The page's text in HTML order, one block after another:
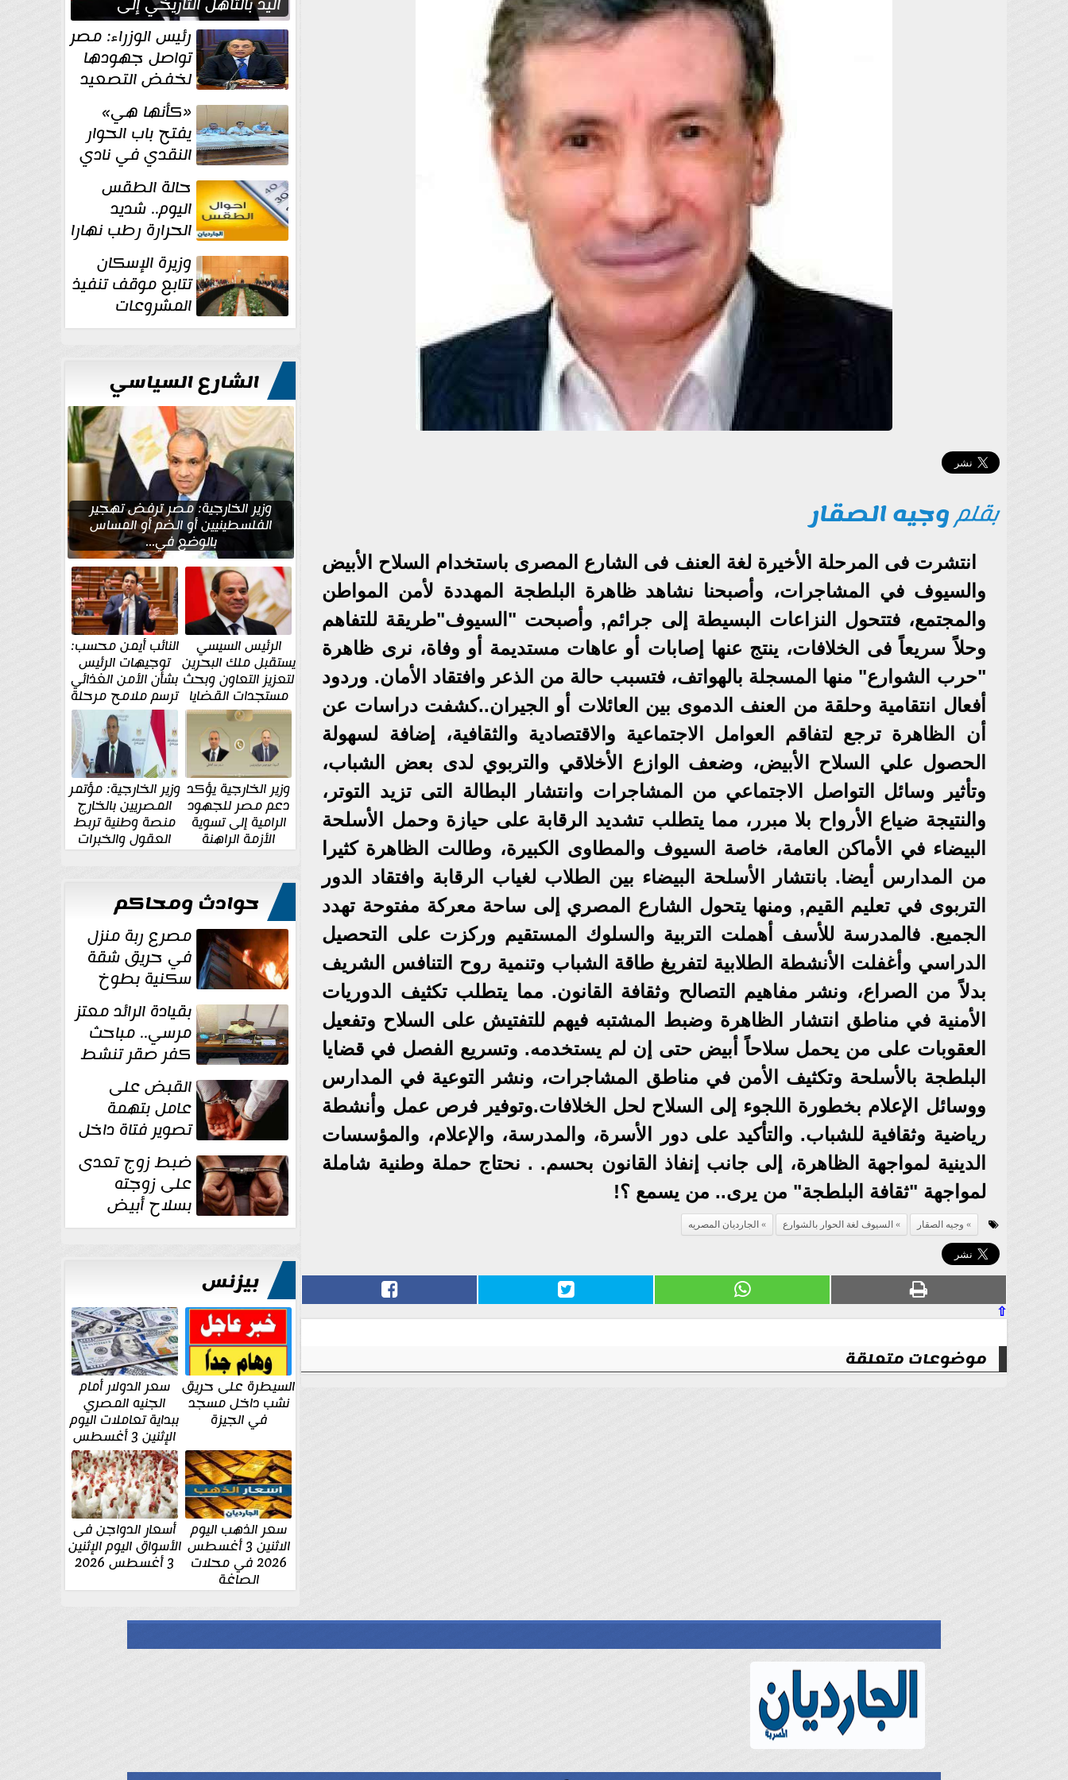
بقلموجيه الصقار
انتشرت فى المرحلة الأخيرة لغة العنف فى الشارع المصرى باستخدام السلاح الأبيض
والسيوف في المشاجرات، وأصبحنا نشاهد ظاهرة البلطجة المهددة لأمن المواطن
والمجتمع، فتتحول النزاعات البسيطة إلى جرائم, وأصبحت "السيوف"طريقة للتفاهم
وحلاً سريعاً فى الخلافات، ينتج عنها إصابات أو عاهات مستديمة أو وفاة، نرى ظاهرة
"حرب الشوارع" منها المسجلة بالهواتف، فتسبب حالة من الذعر وافتقاد الأمان. وردود
أفعال انتقامية وحلقة من العنف الدموى بين العائلات أو الجيران..كشفت دراسات عن
أن الظاهرة ترجع لتفاقم العوامل الاجتماعية والاقتصادية والثقافية، إضافة لسهولة
الحصول علي السلاح الأبيض، وضعف الوازع الأخلاقي والتربوي لدى بعض الشباب،
وتأثير وسائل التواصل الاجتماعي من المشاجرات وانتشار البطالة التى تزيد التوتر،
والنتيجة ضياع الأرواح بلا مبرر، مما يتطلب تشديد الرقابة على حيازة وحمل الأسلحة
البيضاء في الأماكن العامة، خاصة السيوف والمطاوى الكبيرة، وطالت الظاهرة كثيرا
من المدارس أيضا. بانتشار الأسلحة البيضاء بين الطلاب لغياب الرقابة وافتقاد الدور
التربوى في تعليم القيم, ومنها يتحول الشارع المصري إلى ساحة معركة مفتوحة تهدد
الجميع. فالمدرسة للأسف أهملت التربية والسلوك المستقيم وركزت على التحصيل
الدراسي وأغفلت الأنشطة الطلابية لتفريغ طاقة الشباب وتنمية روح التنافس الشريف
بدلاً من الصراع، ونشر مفاهيم التصالح وثقافة القانون. مما يتطلب تكثيف الدوريات
الأمنية في مناطق انتشار الظاهرة وضبط المشتبه فيهم للتفتيش على السلاح وتفعيل
العقوبات على من يحمل سلاحاً أبيض حتى إن لم يستخدمه. وتسريع الفصل في قضايا
البلطجة بالأسلحة وتكثيف الأمن في مناطق المشاجرات، ونشر التوعية في المدارس
ووسائل الإعلام بخطورة اللجوء إلى السلاح لحل الخلافات.وتوفير فرص عمل وأنشطة
رياضية وثقافية للشباب. والتأكيد على دور الأسرة، والمدرسة، والإعلام، والمؤسسات
الدينية لمواجهة الظاهرة، إلى جانب إنفاذ القانون بحسم. . نحتاج حملة وطنية شاملة
لمواجهة "ثقافة البلطجة" من يرى.. من يسمع ؟!
وجيه الصقار السيوف لغة الحوار بالشوارع الجارديان المصريه
⇧
موضوعات متعلقة
نصف نهائي كأس العالم
رئيس الوزراء: مصر
تواصل جهودها
لخفض التصعيد
والحفاظ على
الاستقرار الإقليمي«كأنها هي»
يفتح باب الحوار
النقدي في نادي
أدب مصر الجديدة
حالة الطقس
اليوم.. شديد
الحرارة رطب نهارا
مائل للحرارة رطب
ليلا.. و... وزيرة الإسكان
تتابع موقف تنفيذ
المشروعات
والخطة
للتعميرالشارع السياسي
وزير الخارجية: مصر ترفض تهجير
الفلسطينيين أو الضم أو المساس
بالوضع في...
الرئيس السيسي
يستقبل ملك البحرين
لتعزيز التعاون وبحث
مستجدات القضايا
الإقليمية والدولية
النائب أيمن محسب:
توجيهات الرئيس
بشأن الأمن الغذائي
ترسم ملامح مرحلة
جديدة
وزير الخارجية يؤكد
دعم مصر للجهود
الرامية إلى تسوية
الأزمة الراهنة
وزير الخارجية: مؤتمر
المصريين بالخارج
منصة وطنية تربط
العقول والخبرات
المصرية بالدولة
حوادث ومحاكم
مصرع ربة منزل
في حريق شقة
سكنية بطوخ
بقيادة الرائد معتز
مرسي.. مباحث
كفر صقر تنشط
بقوة وتوجه
ضربات أمنية... القبض على
عامل بتهمة
تصوير فتاة داخل
غرفة تغيير
الملابس بمحل في...ضبط زوج تعدى
على زوجته
بسلاح أبيض
وأصابها بجرح
بيزنس
السيطرة على حريق
نشب داخل مسجد
في الجيزة
سعر الدولار أمام
الجنيه المصري
ببداية تعاملات اليوم
الإثنين 3 أغسطس
سعر الذهب اليوم
الاثنين 3 أغسطس
2026 في محلات
الصاغة
أسعار الدواجن فى
الأسواق اليوم الإثنين
3 أغسطس 2026